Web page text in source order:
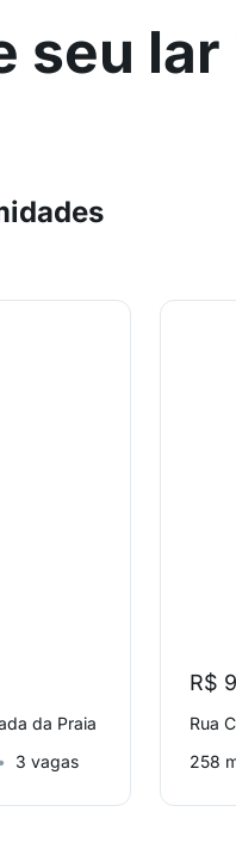
seu lar
da Praia
3 vagas
R$
Rua
258